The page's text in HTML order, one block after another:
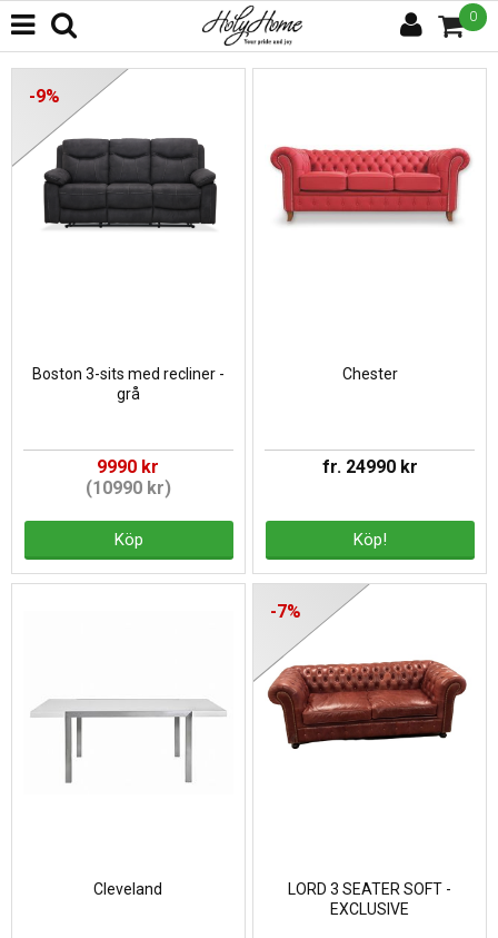
0
-9%
Boston 3-sits med recliner -
grå
9990 kr
(10990 kr)
Köp
Chester
fr. 24990 kr
Köp!
Cleveland
-7%
LORD 3 SEATER SOFT -
EXCLUSIVE